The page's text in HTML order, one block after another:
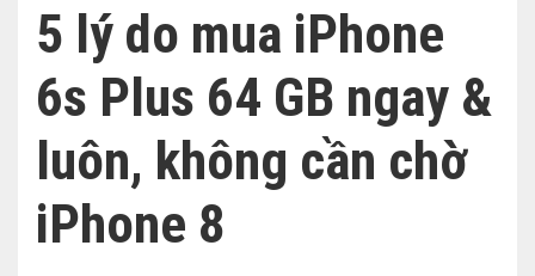
5 lý do mua iPhone
6s Plus 64 GB ngay &
luôn, không cần chờ
iPhone 8